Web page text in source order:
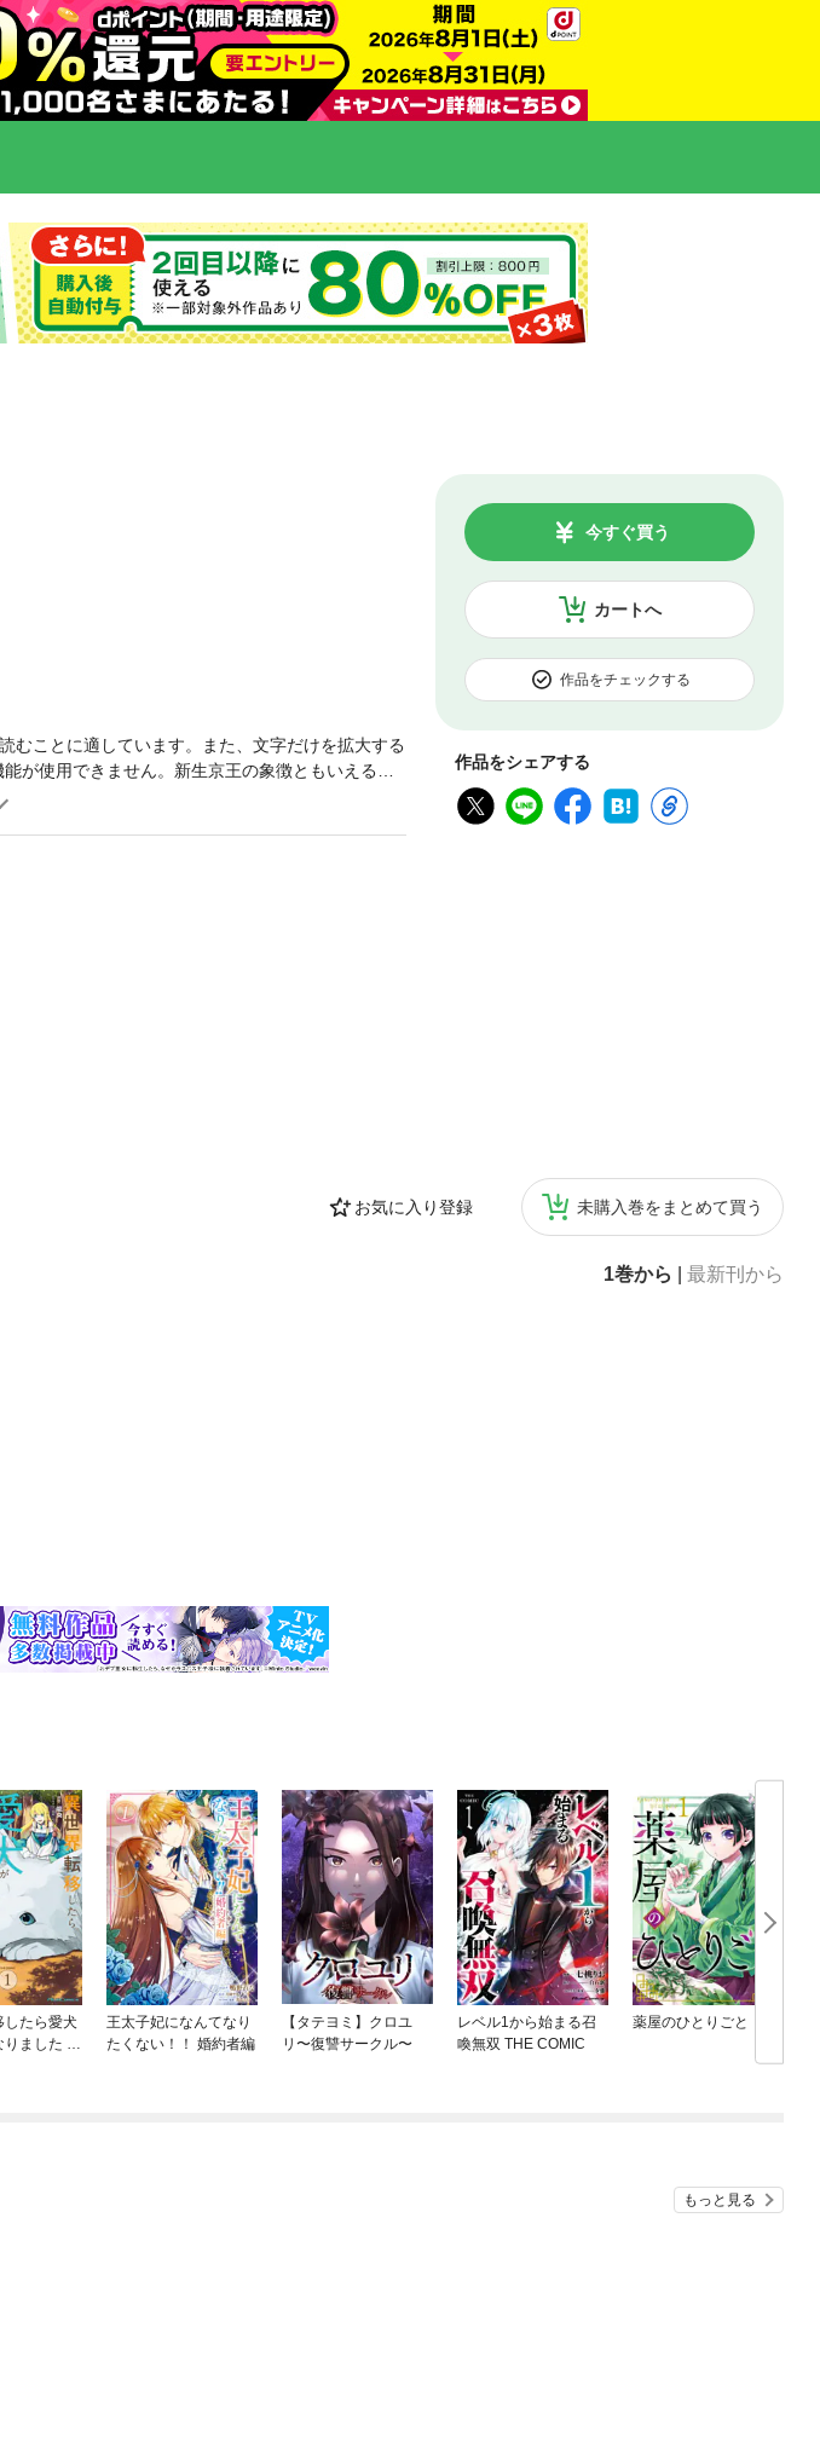
カートへ
今すぐ買う
作品をチェックする
作品をシェアする
お気に入り登録 未購入巻をまとめて買う
1巻から 最新刊から
むことに適しています。また、文字だけを拡大する
が使用できません。新生京王の象徴ともいえる名
したら愛犬
ました ～
王太子妃になんてなり
たくない！！ 婚約者編
【タテヨミ】クロユ
リ〜復讐サークル〜
レベル1から始まる召
喚無双 THE COMIC
薬屋のひとりごと
もっと見る